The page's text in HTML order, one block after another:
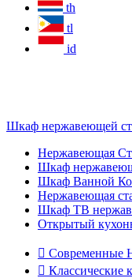
th
tl
id
Шкаф нержавеющей
Нержавеющая
Шкаф
Шкаф Ванной
Нержавеющая
Шкаф ТВ
Открытый
 Современные
 Классические